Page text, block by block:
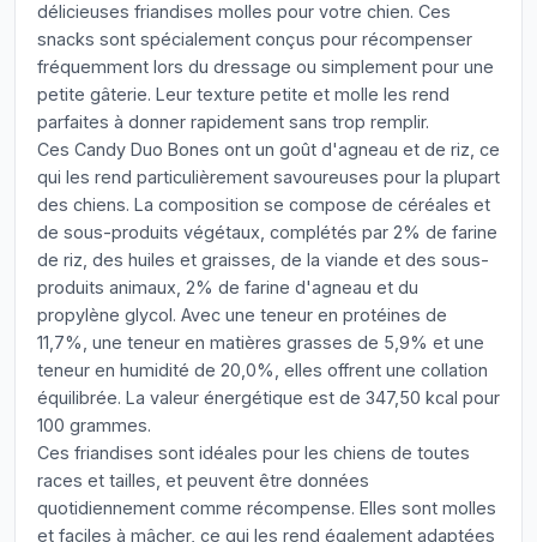
délicieuses friandises molles pour votre chien. Ces
snacks sont spécialement conçus pour récompenser
fréquemment lors du dressage ou simplement pour une
petite gâterie. Leur texture petite et molle les rend
parfaites à donner rapidement sans trop remplir.
Ces Candy Duo Bones ont un goût d'agneau et de riz, ce
qui les rend particulièrement savoureuses pour la plupart
des chiens. La composition se compose de céréales et
de sous-produits végétaux, complétés par 2% de farine
de riz, des huiles et graisses, de la viande et des sous-
produits animaux, 2% de farine d'agneau et du
propylène glycol. Avec une teneur en protéines de
11,7%, une teneur en matières grasses de 5,9% et une
teneur en humidité de 20,0%, elles offrent une collation
équilibrée. La valeur énergétique est de 347,50 kcal pour
100 grammes.
Ces friandises sont idéales pour les chiens de toutes
races et tailles, et peuvent être données
quotidiennement comme récompense. Elles sont molles
et faciles à mâcher, ce qui les rend également adaptées